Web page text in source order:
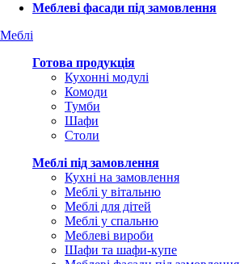
Меблеві фасади під замовлення
Меблі
Готова продукція
Кухонні модулі
Комоди
Тумби
Шафи
Столи
Меблі під замовлення
Кухні на замовлення
Меблі у вітальню
Меблі для дітей
Меблі у спальню
Меблеві вироби
Шафи та шафи-купе